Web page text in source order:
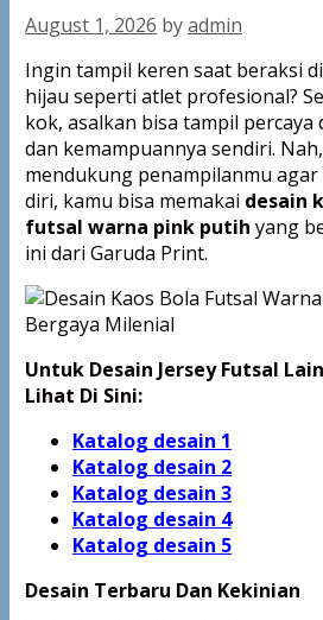
August 1, 2026 byadmin
Ingin tampil keren saat beraksi
hijau seperti atlet profesional?
kok, asalkan bisa tampil percaya
dan kemampuannya sendiri.
mendukung penampilanmu agar
diri, kamu bisa memakai desain
futsal warna pink putih yang
ini dari Garuda Print.
Untuk Desain Jersey Futsal
Lihat Di Sini:
Katalog desain 1
Katalog desain 2
Katalog desain 3
Katalog desain 4
Katalog desain 5
Desain Terbaru Dan Kekinian